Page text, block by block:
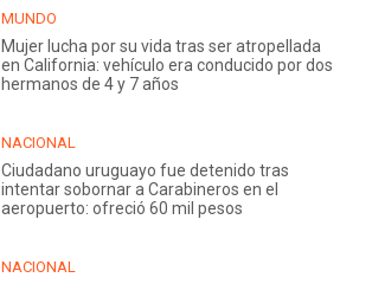
MUNDO
Mujer lucha por su vida tras ser atropellada
en California: vehículo era conducido por dos
hermanos de 4 y 7 años
NACIONAL
Ciudadano uruguayo fue detenido tras
intentar sobornar a Carabineros en el
aeropuerto: ofreció 60 mil pesos
NACIONAL